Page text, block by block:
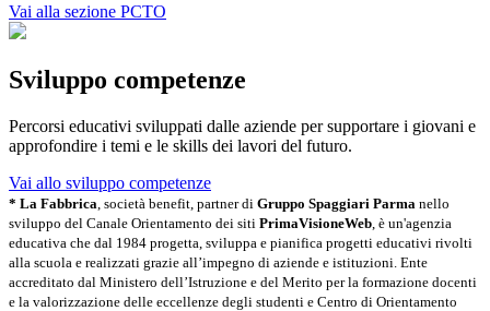
Vai alla sezione PCTO
Sviluppo competenze
Percorsi educativi sviluppati dalle aziende per supportare i giovani e
approfondire i temi e le skills dei lavori del futuro.
Vai allo sviluppo competenze
* La Fabbrica , società benefit, partner di Gruppo Spaggiari Parma nello
sviluppo del Canale Orientamento dei siti PrimaVisioneWeb , è un'agenzia
educativa che dal 1984 progetta, sviluppa e pianifica progetti educativi rivolti
alla scuola e realizzati grazie all’impegno di aziende e istituzioni. Ente
accreditato dal Ministero dell’Istruzione e del Merito per la formazione docenti
e la valorizzazione delle eccellenze degli studenti e Centro di Orientamento